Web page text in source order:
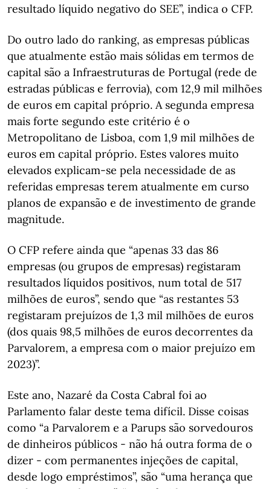
resultado líquido negativo do SEE”, indica o CFP.
Do outro lado do ranking, as empresas públicas
que atualmente estão mais sólidas em termos de
capital são a Infraestruturas de Portugal (rede de
estradas públicas e ferrovia), com 12,9 mil milhões
de euros em capital próprio. A segunda empresa
mais forte segundo este critério é o
Metropolitano de Lisboa, com 1,9 mil milhões de
euros em capital próprio. Estes valores muito
elevados explicam-se pela necessidade de as
referidas empresas terem atualmente em curso
planos de expansão e de investimento de grande
magnitude.
O CFP refere ainda que “apenas 33 das 86
empresas (ou grupos de empresas) registaram
resultados líquidos positivos, num total de 517
milhões de euros”, sendo que “as restantes 53
registaram prejuízos de 1,3 mil milhões de euros
(dos quais 98,5 milhões de euros decorrentes da
Parvalorem, a empresa com o maior prejuízo em
2023)”.
Este ano, Nazaré da Costa Cabral foi ao
Parlamento falar deste tema difícil. Disse coisas
como “a Parvalorem e a Parups são sorvedouros
de dinheiros públicos - não há outra forma de o
dizer - com permanentes injeções de capital,
desde logo empréstimos”, são “uma herança que